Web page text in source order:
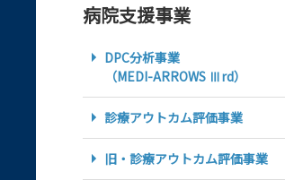
病院支援事業
DPC分析事業
（MEDI-ARROWS Ⅲrd）
診療アウトカム評価事業
旧・診療アウトカム評価事業